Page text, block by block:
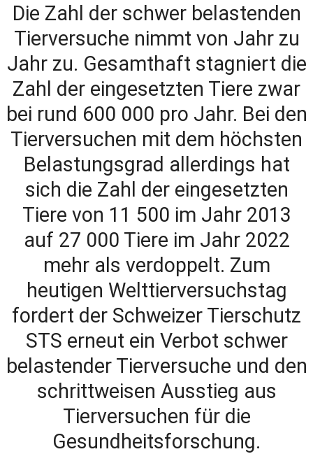
Die Zahl der schwer belastenden
Tierversuche nimmt von Jahr zu
Jahr zu. Gesamthaft stagniert die
Zahl der eingesetzten Tiere zwar
bei rund 600 000 pro Jahr. Bei den
Tierversuchen mit dem höchsten
Belastungsgrad allerdings hat
sich die Zahl der eingesetzten
Tiere von 11 500 im Jahr 2013
auf 27 000 Tiere im Jahr 2022
mehr als verdoppelt. Zum
heutigen Welttierversuchstag
fordert der Schweizer Tierschutz
STS erneut ein Verbot schwer
belastender Tierversuche und den
schrittweisen Ausstieg aus
Tierversuchen für die
Gesundheitsforschung.